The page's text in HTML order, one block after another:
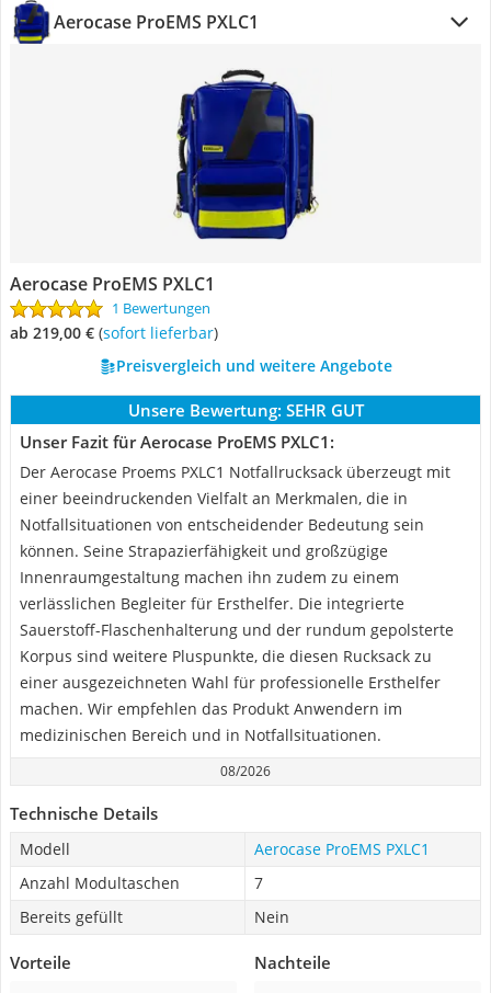
Aerocase ProEMS PXLC1
Aerocase ProEMS PXLC1
1 Bewertungen
ab 219,00 € ( Sofort lieferbar)
Preisvergleich und weitere Angebote
Unsere Bewertung: SEHR GUT
Unser Fazit für Aerocase ProEMS PXLC1:
Der Aerocase Proems PXLC1 Notfallrucksack überzeugt mit
einer beeindruckenden Vielfalt an Merkmalen, die in
Notfallsituationen von entscheidender Bedeutung sein
können. Seine Strapazierfähigkeit und großzügige
Innenraumgestaltung machen ihn zudem zu einem
verlässlichen Begleiter für Ersthelfer. Die integrierte
Sauerstoff-Flaschenhalterung und der rundum gepolsterte
Korpus sind weitere Pluspunkte, die diesen Rucksack zu
einer ausgezeichneten Wahl für professionelle Ersthelfer
machen. Wir empfehlen das Produkt Anwendern im
medizinischen Bereich und in Notfallsituationen.
08/2026
Technische Details
Modell
Aerocase ProEMS PXLC1
Anzahl Modultaschen
7
Bereits gefüllt
Nein
Vorteile Nachteile